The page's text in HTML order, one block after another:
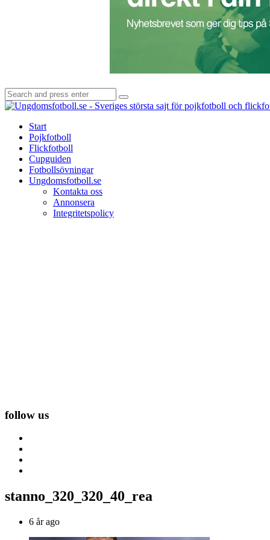
Search
for:
Search
Start
Pojkfotboll
Flickfotboll
Cupguiden
Fotbollsövningar
Ungdomsfotboll.se
Kontakta oss
Annonsera
Integritetspolicy
follow us
stanno_320_320_40_rea
6 år ago